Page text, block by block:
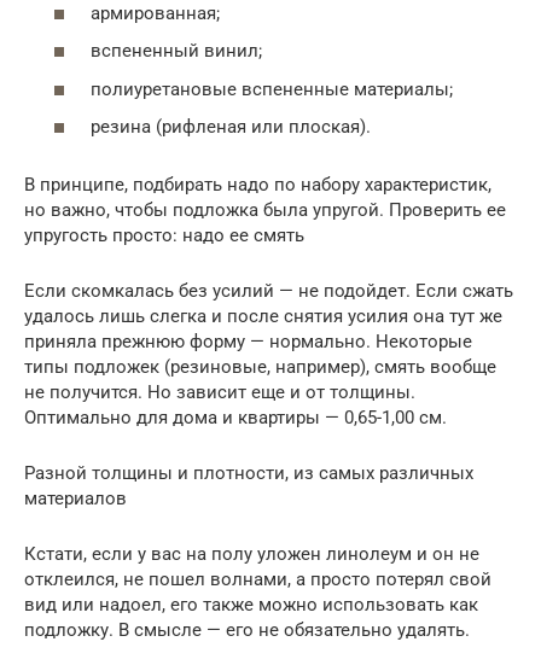
армированная;
вспененный винил;
полиуретановые вспененные материалы;
резина (рифленая или плоская).
В принципе, подбирать надо по набору характеристик,
но важно, чтобы подложка была упругой. Проверить ее
упругость просто: надо ее смять
Если скомкалась без усилий — не подойдет. Если сжать
удалось лишь слегка и после снятия усилия она тут же
приняла прежнюю форму — нормально. Некоторые
типы подложек (резиновые, например), смять вообще
не получится. Но зависит еще и от толщины.
Оптимально для дома и квартиры — 0,65-1,00 см.
Разной толщины и плотности, из самых различных
материалов
Кстати, если у вас на полу уложен линолеум и он не
отклеился, не пошел волнами, а просто потерял свой
вид или надоел, его также можно использовать как
подложку. В смысле — его не обязательно удалять.